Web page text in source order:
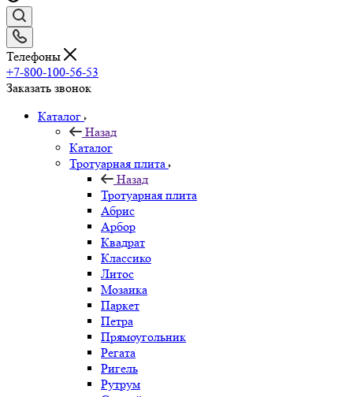
Телефоны
+7-800-100-56-53
Заказать звонок
Каталог
Назад
Каталог
Тротуарная плита
Назад
Тротуарная плита
Абрис
Арбор
Квадрат
Классико
Литос
Мозаика
Паркет
Петра
Прямоугольник
Регата
Ригель
Рутрум